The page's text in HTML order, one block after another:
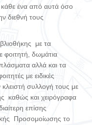
ένα από αυτά όσο
διεθνή τους
με τα
φοιτητή, δωμάτια
αλλά και τα
με ειδικές
συλλογή τους με
καθώς και χειρόγραφα
επίσης
Προσομοίωσης το